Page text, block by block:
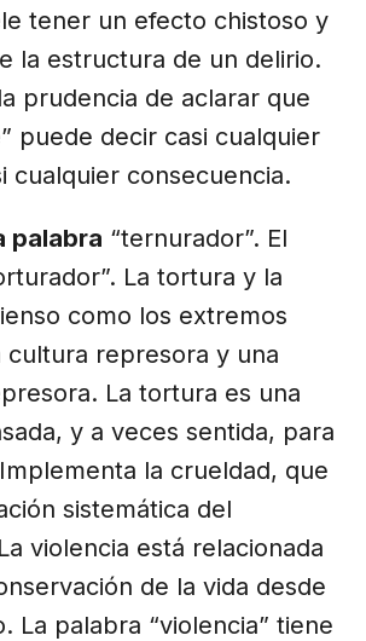
tener un efecto chistoso y
la estructura de un delirio.
prudencia de aclarar que
puede decir casi cualquier
cualquier consecuencia.
palabra “ternurador”. El
La tortura y la
como los extremos
cultura represora y una
La tortura es una
y a veces sentida, para
la crueldad, que
sistemática del
violencia está relacionada
de la vida desde
La palabra “violencia” tiene